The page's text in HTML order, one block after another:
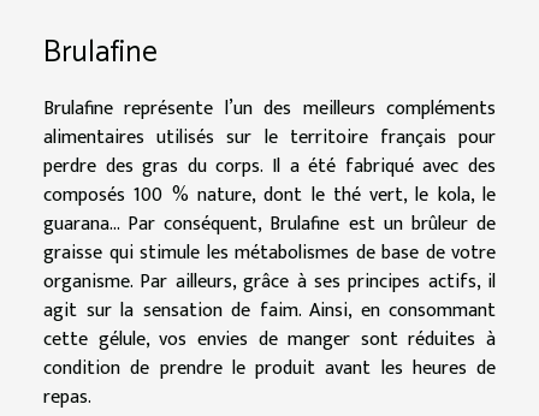
Brulafine
Brulafine représente l’un des meilleurs compléments
alimentaires utilisés sur le territoire français pour
perdre des gras du corps. Il a été fabriqué avec des
composés 100 % nature, dont le thé vert, le kola, le
guarana… Par conséquent, Brulafine est un brûleur de
graisse qui stimule les métabolismes de base de votre
organisme. Par ailleurs, grâce à ses principes actifs, il
agit sur la sensation de faim. Ainsi, en consommant
cette gélule, vos envies de manger sont réduites à
condition de prendre le produit avant les heures de
repas.